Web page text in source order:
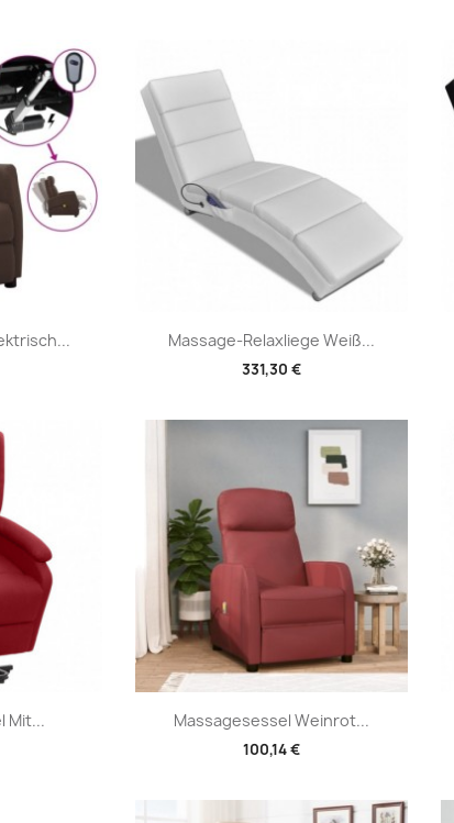
Massage-Relaxliege Weiß...
331,30 €
Vorschau
Mit... Massagesessel Weinrot...
100,14 €
Vorschau